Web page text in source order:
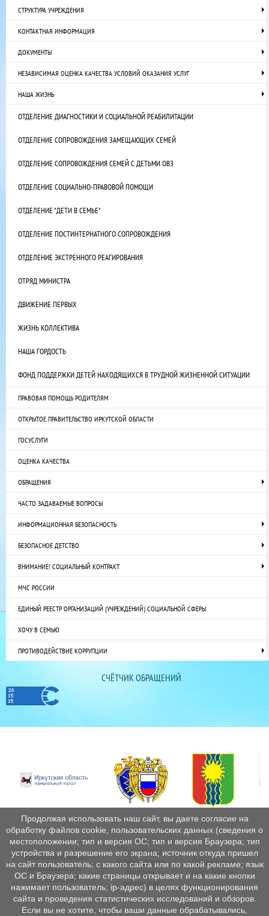
СТРУКТУРА УЧРЕЖДЕНИЯ
КОНТАКТНАЯ ИНФОРМАЦИЯ
ДОКУМЕНТЫ
НЕЗАВИСИМАЯ ОЦЕНКА КАЧЕСТВА УСЛОВИЙ ОКАЗАНИЯ УСЛУГ
НАША ЖИЗНЬ
ОТДЕЛЕНИЕ ДИАГНОСТИКИ И СОЦИАЛЬНОЙ РЕАБИЛИТАЦИИ
ОТДЕЛЕНИЕ СОПРОВОЖДЕНИЯ ЗАМЕЩАЮЩИХ СЕМЕЙ
ОТДЕЛЕНИЕ СОПРОВОЖДЕНИЯ СЕМЕЙ С ДЕТЬМИ ОВЗ
ОТДЕЛЕНИЕ СОЦИАЛЬНО-ПРАВОВОЙ ПОМОЩИ
ОТДЕЛЕНИЕ "ДЕТИ В СЕМЬЕ"
ОТДЕЛЕНИЕ ПОСТИНТЕРНАТНОГО СОПРОВОЖДЕНИЯ
ОТДЕЛЕНИЕ ЭКСТРЕННОГО РЕАГИРОВАНИЯ
ОТРЯД МИНИСТРА
ДВИЖЕНИЕ ПЕРВЫХ
ЖИЗНЬ КОЛЛЕКТИВА
НАША ГОРДОСТЬ
ФОНД ПОДДЕРЖКИ ДЕТЕЙ НАХОДЯЩИХСЯ В ТРУДНОЙ ЖИЗНЕННОЙ СИТУАЦИИ
ПРАВОВАЯ ПОМОЩЬ РОДИТЕЛЯМ
ОТКРЫТОЕ ПРАВИТЕЛЬСТВО ИРКУТСКОЙ ОБЛАСТИ
ГОСУСЛУГИ
ОЦЕНКА КАЧЕСТВА
ОБРАЩЕНИЯ
ЧАСТО ЗАДАВАЕМЫЕ ВОПРОСЫ
ИНФОРМАЦИОННАЯ БЕЗОПАСНОСТЬ
БЕЗОПАСНОЕ ДЕТСТВО
ВНИМАНИЕ! СОЦИАЛЬНЫЙ КОНТРАКТ
МЧС РОССИИ
ЕДИНЫЙ РЕЕСТР ОРГАНИЗАЦИЙ (УЧРЕЖДЕНИЙ) СОЦИАЛЬНОЙ СФЕРЫ
ХОЧУ В СЕМЬЮ
ПРОТИВОДЕЙСТВИЕ КОРРУПЦИИ
СЧЁТЧИК ОБРАЩЕНИЙ
Министерство социального
развития, опеки и
попечительства
Официальный
интернетпортал
правовой
информации
Официальный
сайт г. Братска
Продолжая использовать наш сайт, вы даете согласие на
обработку файлов cookie, пользовательских данных (сведения о
местоположении; тип и версия ОС; тип и версия Браузера; тип
устройства и разрешение его экрана; источник откуда пришел
на сайт пользователь; с какого сайта или по какой рекламе; язык
ОС и Браузера; какие страницы открывает и на какие кнопки
нажимает пользователь; ip-адрес) в целях функционирования
сайта и проведения статистических исследований и обзоров.
Если вы не хотите, чтобы ваши данные обрабатывались,